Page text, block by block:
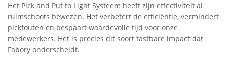
Het Pick and Put to Light Systeem heeft zijn effectiviteit al
ruimschoots bewezen. Het verbetert de efficiëntie, vermindert
pickfouten en bespaart waardevolle tijd voor onze
medewerkers. Het is precies dit soort tastbare impact dat
Fabory onderscheidt.